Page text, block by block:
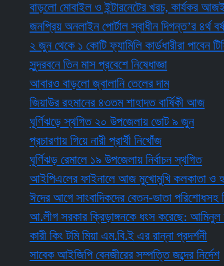
বাড়লো মোবাইল ও ইন্টারনেটের খরচ, কার্যকর আজই
জনপ্রিয় অনলাইন পোর্টাল স্বাধীন দিগন্ত’র ৪র্থ বর্ষপূর্তি
২ জুন থেকে ১ কোটি ফ্যামিলি কার্ডধারীরা পাবেন
সুন্দরবনে তিন মাস প্রবেশে নিষেধাজ্ঞা
আবারও বাড়লো জ্বালানি তেলের দাম
জিয়াউর রহমানের ৪৩তম শাহাদত বার্ষিকী আজ
ঘূর্ণিঝড়ে স্থগিত ২০ উপজেলায় ভোট ৯ জুন
প্রচারণায় গিয়ে নারী প্রার্থী নিখোঁজ
ঘূর্ণিঝড় রেমালে ১৯ উপজেলায় নির্বাচন স্থগিত
আইপিএলের ফাইনালে আজ মুখোমুখি কলকাতা ও
ঈদের আগে সাংবাদিকদের বেতন-ভাতা পরিশোধসহ
আ.লীগ সরকার ক্রিড়াঙ্গনকে ধংস করেছে: আমিনুল হক
কারী কিং টমি মিয়া এম.বি.ই এর রান্না প্রদর্শনী
সাবেক আইজিপি বেনজীরের সম্পত্তি জব্দের নির্দেশ